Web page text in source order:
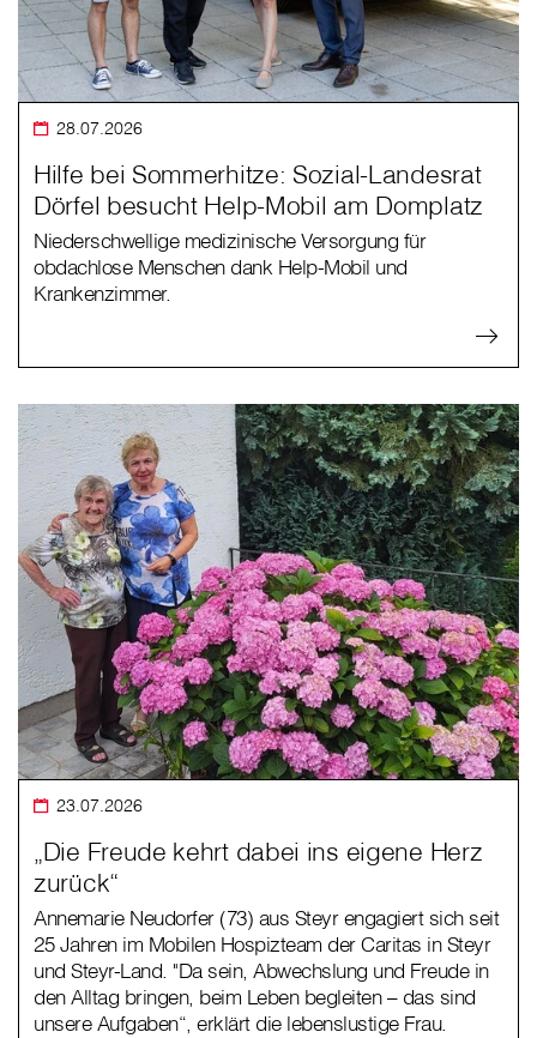
28.07.2026
Hilfe bei Sommerhitze: Sozial-Landesrat
Dörfel besucht Help-Mobil am Domplatz
Niederschwellige medizinische Versorgung für
obdachlose Menschen dank Help-Mobil und
Krankenzimmer.
23.07.2026
„Die Freude kehrt dabei ins eigene Herz
zurück“
Annemarie Neudorfer (73) aus Steyr engagiert sich seit
25 Jahren im Mobilen Hospizteam der Caritas in Steyr
und Steyr-Land. "Da sein, Abwechslung und Freude in
den Alltag bringen, beim Leben begleiten – das sind
unsere Aufgaben“, erklärt die lebenslustige Frau.